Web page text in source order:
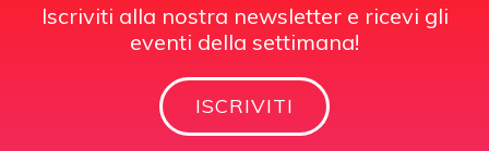
Iscriviti alla nostra newsletter e ricevi gli
eventi della settimana!
ISCRIVITI